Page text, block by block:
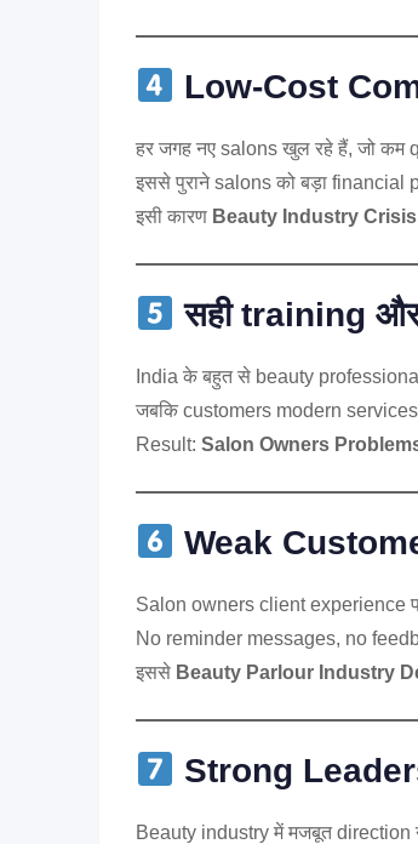
Low-Cost
हर जगह नए salons खुल रहे हैं, जो कम
इससे पुराने salons को बड़ा financial
इसी कारण Beauty Industry
सही training
India के बहुत से beauty
जबकि customers modern services
Result: Salon Owners
Weak
Salon owners client experience
No reminder messages, no
इससे Beauty Parlour Industry
Strong
Beauty industry में मजबूत direction